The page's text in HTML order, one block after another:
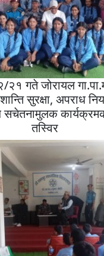
गते जोरायल
सुरक्षा, अपराध
सचेतनामुलक
तस्विर